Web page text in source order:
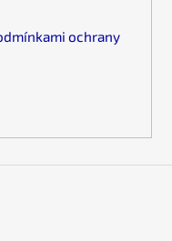
ochrany